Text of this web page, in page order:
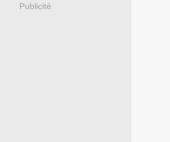
Publicité